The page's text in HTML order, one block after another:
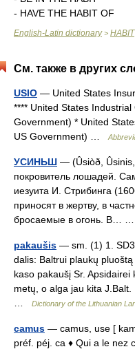
- HAVE THE HABIT OF
English-Latin dictionary> HABIT
См. также в других
USIO — United States
**** United States
Government) * United
US Government) …
УСИНЬШ — (Ûsiòð,
покровитель лошадей.
иезуита И. Стрибинга
приносят в жертву, в
бросаемые в огонь. В…
pakaušis — sm. (1) 1.
dalis: Baltrui plaukų
kaso pakaušį Sr.
metų, o alga jau kita
Dictionary of the Lithuanian
camus — camus, use [
préf. péj. ca ♦ Qui a le nez